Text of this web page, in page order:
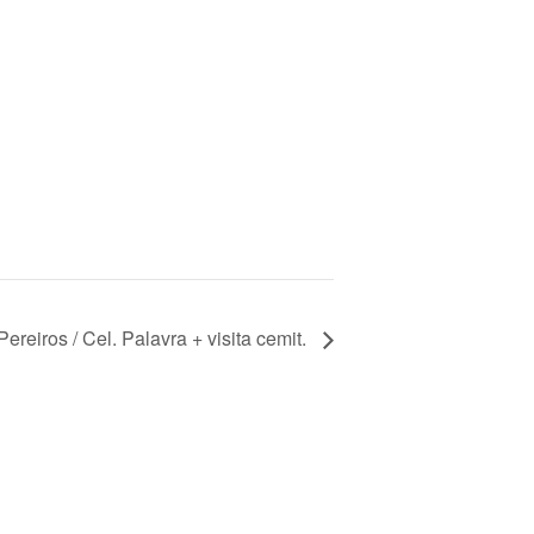
/ Cel. Palavra + visita cemit.